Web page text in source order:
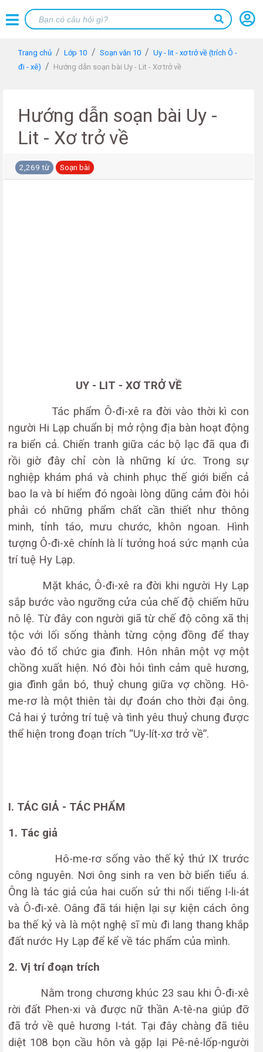
Trang chủ Lớp 10 Soạn văn 10
Uy - lit - xơ trở về (trích Ô -
đi - xê)
Hướng dẫn soạn bài Uy - Lit - Xơ trở về
Hướng dẫn soạn bài Uy -
Lit - Xơ trở về
2,269 từ Soạn bài
UY - LIT - XƠ TRỞ VỀ
Tác phẩm Ô-đi-xê ra đời vào thời kì con
người Hi Lạp chuẩn bị mở rộng địa bàn hoạt động
ra biển cả. Chiến tranh giữa các bộ lạc đã qua đi
rồi giờ đây chỉ còn là những kí ức. Trong sự
nghiệp khám phá và chinh phục thế giới biển cả
bao la và bí hiểm đó ngoài lòng dũng cảm đòi hỏi
phải có những phẩm chất cần thiết như thông
minh, tỉnh táo, mưu chước, khôn ngoan. Hình
tượng Ô-đi-xê chính là lí tưởng hoá sức mạnh của
trí tuệ Hy Lạp.
Mặt khác, Ô-đi-xê ra đời khi người Hy Lạp
sắp bước vào ngưỡng cửa của chế độ chiếm hữu
nô lệ. Từ đây con người giã từ chế độ công xã thị
tộc với lối sống thành từng cộng đồng để thay
vào đó tổ chức gia đình. Hôn nhân một vợ một
chồng xuất hiện. Nó đòi hỏi tình cảm quê hương,
gia đình gắn bó, thuỷ chung giữa vợ chồng. Hô-
me-rơ là một thiên tài dự đoán cho thời đại ông.
Cả hai ý tưởng trí tuệ và tình yêu thuỷ chung được
thể hiện trong đoạn trích “Uy-lít-xơ trở về”.
I. TÁC GIẢ - TÁC PHẨM
1. Tác giả
Hô-me-rơ sống vào thế kỷ thứ IX trước
công nguyên. Nơi ông sinh ra ven bờ biển tiểu á.
Ông là tác giả của hai cuốn sử thi nổi tiếng I-li-át
và Ô-đi-xê. Oâng đã tái hiện lại sự kiện cách ông
ba thế kỷ và là một nghệ sĩ mù đi lang thang khắp
đất nước Hy Lạp để kể về tác phẩm của mình.
2. Vị trí đoạn trích
Nằm trong chương khúc 23 sau khi Ô-đi-xê
rời đất Phen-xi và được nữ thần A-tê-na giúp đỡ
đã trở về quê hương I-tát. Tại đây chàng đã tiêu
diệt 108 bọn cầu hôn và gặp lại Pê-nê-lốp-người